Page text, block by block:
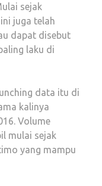
sejak
juga telah
dapat disebut
laku di
data itu di
kalinya
Volume
mulai sejak
yang mampu